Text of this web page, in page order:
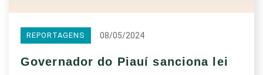
REPORTAGENS 08/05/2024
Governador do Piauí sanciona lei